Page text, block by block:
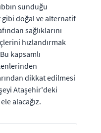
sunduğu
gibi doğal ve alternatif
sağlıklarını
hızlandırmak
kapsamlı
dikkat edilmesi
Ataşehir'deki
alacağız.